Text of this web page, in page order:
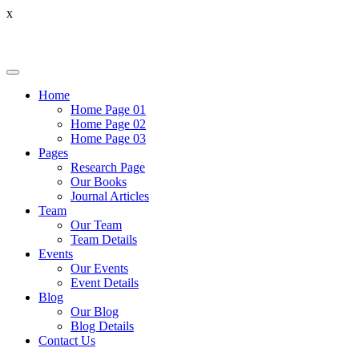
x
Home
Home Page 01
Home Page 02
Home Page 03
Pages
Research Page
Our Books
Journal Articles
Team
Our Team
Team Details
Events
Our Events
Event Details
Blog
Our Blog
Blog Details
Contact Us